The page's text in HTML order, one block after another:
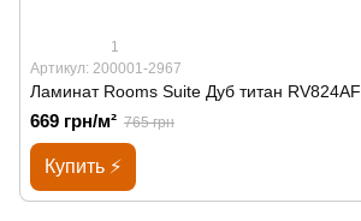
1
Артикул: 200001-2967
Ламинат Rooms Suite Дуб титан RV824AF
669 грн/м² 765 грн
Купить ⚡